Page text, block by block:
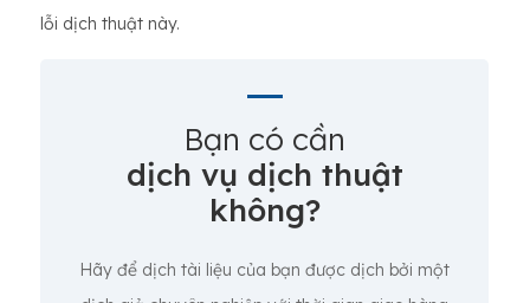
lỗi dịch thuật này.
Bạn có cần
dịch vụ dịch thuật
không?
Hãy để dịch tài liệu của bạn được dịch bởi một